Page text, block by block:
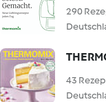
290
43